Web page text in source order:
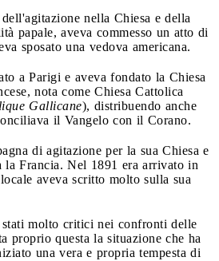
nella Chiesa e della
papale, aveva commesso un atto di
sposato una vedova americana.
a Parigi e aveva fondato la Chiesa
nota come Chiesa Cattolica
Gallicane), distribuendo anche
il Vangelo con il Corano.
di agitazione per la sua Chiesa e
la Francia. Nel 1891 era arrivato in
aveva scritto molto sulla sua
molto critici nei confronti delle
proprio questa la situazione che ha
una vera e propria tempesta di